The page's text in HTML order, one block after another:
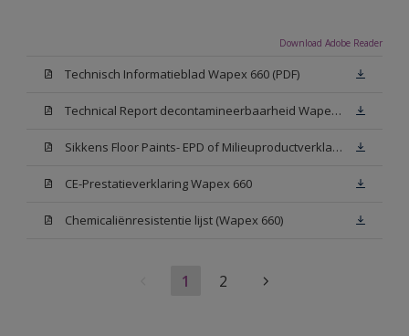
Download Adobe Reader
Technisch Informatieblad Wapex 660 (PDF)
Technical Report decontamineerbaarheid Wapex 660
Sikkens Floor Paints- EPD of Milieuproductverklaring
CE-Prestatieverklaring Wapex 660
Chemicaliënresistentie lijst (Wapex 660)
1 2